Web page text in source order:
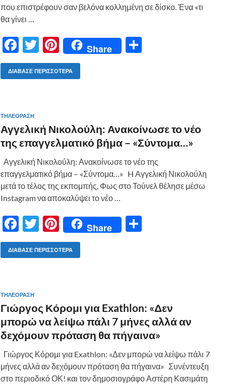
που επιστρέφουν σαν βελόνα κολλημένη σε δίσκο. Ένα «τι
θα γίνει …
F
ac
e
o
o
k
T
w
itt
Pi
nt
er
Share
τε
ίτ
ε
ΔΙΆΒΑΣΕ ΠΕΡΙΣΣΌΤΕΡΑ
ΤΗΛΕΟΡΑΣΗ
Αγγελική Νικολούλη: Ανακοίνωσε το νέο
της επαγγελματικό βήμα – «Σύντομα…»
Αγγελική Νικολούλη: Ανακοίνωσε το νέο της
επαγγελματικό βήμα – «Σύντομα…» H Αγγελική Νικολούλη
μετά το τέλος της εκπομπής, Φως στο Τούνελ θέλησε μέσω
Instagram να αποκαλύψει το νέο …
F
ac
e
o
o
k
T
w
itt
Pi
nt
er
Share
τε
ίτ
ε
ΔΙΆΒΑΣΕ ΠΕΡΙΣΣΌΤΕΡΑ
ΤΗΛΕΟΡΑΣΗ
Γιώργος Κόρομι για Exathlon: «Δεν
μπορώ να λείψω πάλι 7 μήνες αλλά αν
δεχόμουν πρόταση θα πήγαινα»
Γιώργος Κόρομι για Exathlon: «Δεν μπορώ να λείψω πάλι 7
μήνες αλλά αν δεχόμουν πρόταση θα πήγαινα» Συνέντευξη
στο περιοδικό ΟΚ! και τον δημοσιογράφο Αστέρη Κασιμάτη